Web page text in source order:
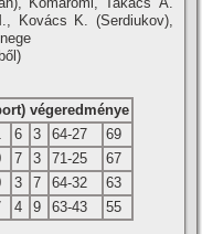
Kovács K. (Serdiukov),
végeredménye
6 3 64-27
69
7 3 71-25
67
3 7 64-32
63
4 9 63-43 55